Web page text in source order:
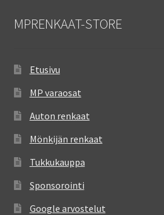
MPRENKAAT-STORE
Etusivu
MP varaosat
Auton renkaat
Mönkijän renkaat
Tukkukauppa
Sponsorointi
Google arvostelut